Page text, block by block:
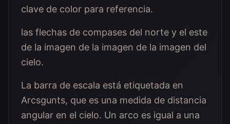
clave de color para referencia.
las flechas de compases del norte y el este
de la imagen de la imagen de la imagen del
cielo.
La barra de escala está etiquetada en
Arcsgunts, que es una medida de distancia
angular en el cielo. Un arco es igual a una